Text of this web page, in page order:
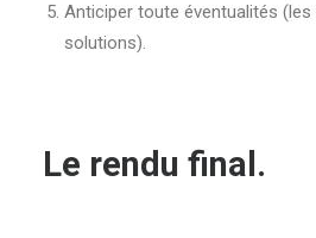
Anticiper toute éventualités
solutions).
Le rendu final.